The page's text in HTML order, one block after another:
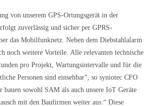
von unserem GPS-Ortungsgerät in der
zuverlässig und sicher per GPRS-
das Mobilfunknetz. Neben dem Diebstahlalarm
noch weitere Vorteile. Alle relevanten technische
pro Projekt, Wartungsintervalle und für die
Personen sind einsehbar“, so syniotec CFO
bauen sowohl SAM als auch unsere IoT Geräte
mit den Baufirmen weiter aus.“ Diese